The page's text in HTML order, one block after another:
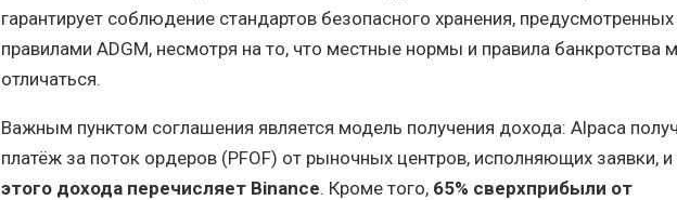
гарантирует соблюдение стандартов безопасного хранения, предусмотренных
правилами ADGM, несмотря на то, что местные нормы и правила банкротства
отличаться.
Важным пунктом соглашения является модель получения дохода: Alpaca
платёж за поток ордеров (PFOF) от рыночных центров, исполняющих заявки, и
этого дохода перечисляет Binance. Кроме того, 65% сверхприбыли от